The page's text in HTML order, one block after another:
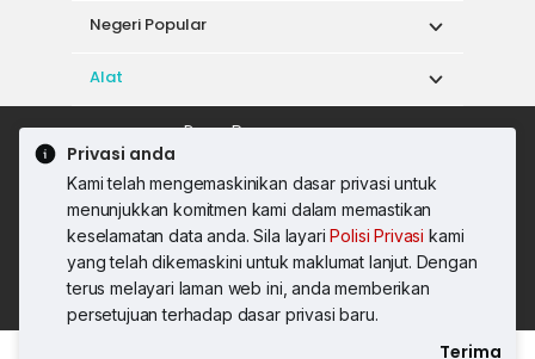
Privasi anda
Kami telah mengemaskinikan dasar privasi untuk
menunjukkan komitmen kami dalam memastikan
keselamatan data anda. Sila layariPolisi Privasi kami
yang telah dikemaskini untuk maklumat lanjut. Dengan
terus melayari laman web ini, anda memberikan
persetujuan terhadap dasar privasi baru.
Terima
Negeri Popular
Alat
Dasar Penggunaan
Syarat Perkhidmatan
Syarat Pembelian
© 2026 PropertyGuru International (Malaysia)
Sdn. Bhd.
201001036744 (920667-W) Semua hak
terpelihara